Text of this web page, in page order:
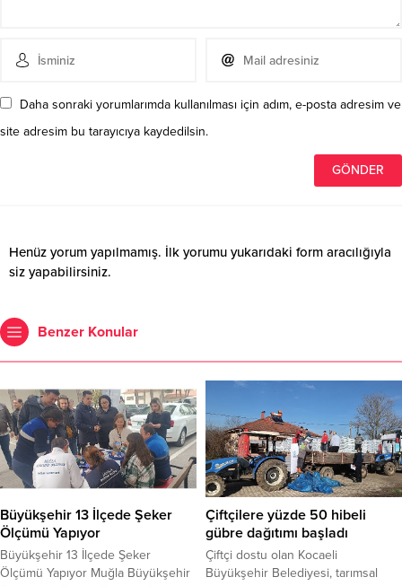
Daha sonraki yorumlarımda kullanılması için adım, e-posta adresim ve
site adresim bu tarayıcıya kaydedilsin.
Henüz yorum yapılmamış. İlk yorumu yukarıdaki form aracılığıyla
siz yapabilirsiniz.
Benzer Konular
Büyükşehir 13 İlçede Şeker
Ölçümü Yapıyor
Büyükşehir 13 İlçede Şeker
Ölçümü Yapıyor Muğla Büyükşehir
Çiftçilere yüzde 50 hibeli
gübre dağıtımı başladı
Çiftçi dostu olan Kocaeli
Büyükşehir Belediyesi, tarımsal